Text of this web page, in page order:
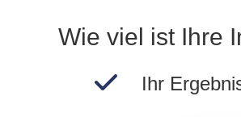
Wie viel ist Ihre
Ihr